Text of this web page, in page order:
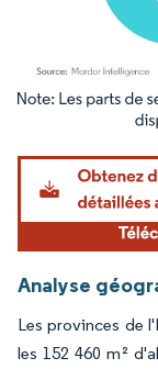
Image © Mordor
Analyse
Les provinces de
les 152 460 m²